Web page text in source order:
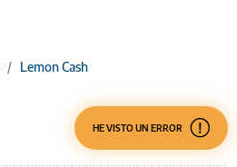
/ Lemon Cash
HE VISTO UN ERROR